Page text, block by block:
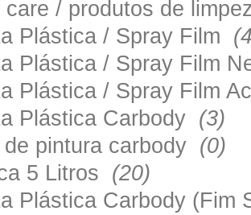
care / produtos de
Plástica / Spray Film
Plástica / Spray Film
Plástica / Spray Film
Plástica Carbody (3)
pintura carbody (0)
5 Litros (20)
Plástica Carbody